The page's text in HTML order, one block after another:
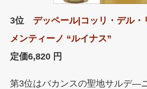
3位 デッペール|コッリ・デル・
メンティーノ “ルイナス”
定価6,820 円
第3位はバカンスの聖地サルデ―